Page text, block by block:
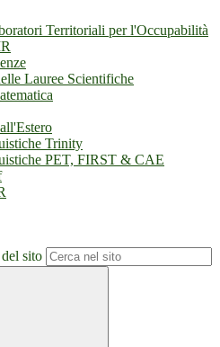
Territoriali per l'Occupabilità
Lauree Scientifiche
Trinity
PET, FIRST & CAE
sito